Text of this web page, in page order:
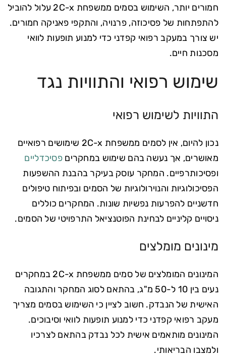
חמורים יותר, השימוש בסמים ממשפחת 2C-x עלול להוביל
להתפתחות של פסיכוזה, פרנויה, והתקפי פאניקה חמורים.
יש צורך במעקב רפואי קפדני כדי למנוע תופעות לוואי
מסכנות חיים.
שימוש רפואי והתוויות נגד
התוויות לשימוש רפואי
נכון להיום, אין לסמים ממשפחת 2C-x שימושים רפואיים
מאושרים, אך נעשה בהם שימוש במחקרים פסיכדליים
ופסיכותרפיים. המחקר עוסק בעיקר בהבנת ההשפעות
הפסיכולוגיות והנוירולוגיות של הסמים ובפיתוח טיפולים
חדשניים להפרעות נפשיות שונות. המחקרים כוללים
ניסויים קליניים לבחינת הפוטנציאל התרפויטי של הסמים.
מינונים מומלצים
המינונים המומלצים של סמים ממשפחת 2C-x במחקרים
נעים בין 10 ל-50 מ"ג, בהתאם לסוג המחקר והתגובה
האישית של הנבדק. חשוב לציין כי השימוש בסמים מצריך
מעקב רפואי קפדני כדי למנוע תופעות לוואי וסיבוכים.
המינונים מותאמים אישית לכל נבדק בהתאם לצרכיו
ולמצבו הבריאותי.